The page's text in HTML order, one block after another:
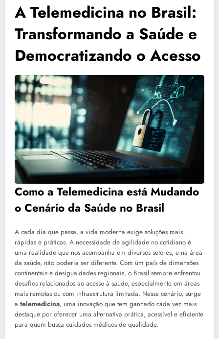
A Telemedicina no Brasil:
Transformando a Saúde e
Democratizando o Acesso
Como a Telemedicina está Mudando
o Cenário da Saúde no Brasil
A cada dia que passa, a vida moderna exige soluções mais
rápidas e práticas. A necessidade de agilidade no cotidiano é
uma realidade que nos acompanha em diversos setores, e na área
da saúde, não poderia ser diferente. Com um país de dimensões
continentais e desigualdades regionais, o Brasil sempre enfrentou
desafios relacionados ao acesso à saúde, especialmente em áreas
mais remotas ou com infraestrutura limitada. Nesse cenário, surge
a telemedicina, uma inovação que tem ganhado cada vez mais
destaque por oferecer uma alternativa prática, acessível e eficiente
para quem busca cuidados médicos de qualidade.